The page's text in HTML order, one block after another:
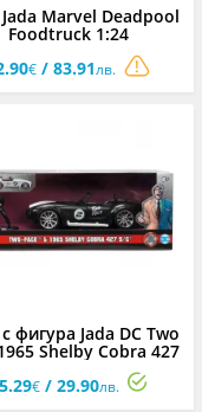
Marvel Deadpool
Foodtruck 1:24
€ / 83.91лв.
фигура Jada DC Two
Shelby Cobra 427
€/ 29.90лв.